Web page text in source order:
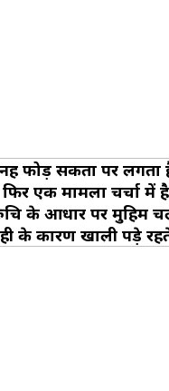
फोड़ सकता पर
एक मामला चर्चा
के आधार पर मुहिम
के कारण खाली पड़े